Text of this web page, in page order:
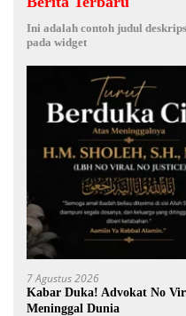
Ini adalah contoh judul
pada widget
7 Agustus 2026
Kabar Duka! Advokat No
Meninggal Dunia